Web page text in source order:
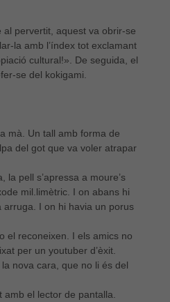
pervertit, aquest va obrir-se
la amb l’índex tot exclamant
cultural!». De seguida, el
se del kokigami.
mà. Un tall amb forma de
del got que va voler atrapar
la pell s’apressa a moure’s
mil.limètric. I on abans hi
I on hi havia un porus
el reconeixen. I els amics no
per un youtuber d’èxit.
la nova cara, que no li és del
amb el lector de pantalla.